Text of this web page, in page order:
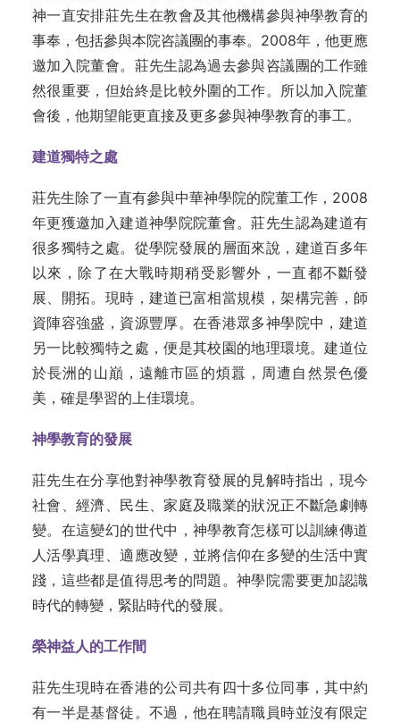
神一直安排莊先生在教會及其他機構參與神學教育的
事奉，包括參與本院咨議團的事奉。2008年，他更應
邀加入院董會。莊先生認為過去參與咨議團的工作雖
然很重要，但始終是比較外圍的工作。所以加入院董
會後，他期望能更直接及更多參與神學教育的事工。
建道獨特之處
莊先生除了一直有參與中華神學院的院董工作，2008
年更獲邀加入建道神學院院董會。莊先生認為建道有
很多獨特之處。從學院發展的層面來說，建道百多年
以來，除了在大戰時期稍受影響外，一直都不斷發
展、開拓。現時，建道已富相當規模，架構完善，師
資陣容強盛，資源豐厚。在香港眾多神學院中，建道
另一比較獨特之處，便是其校園的地理環境。建道位
於長洲的山巔，遠離市區的煩囂，周遭自然景色優
美，確是學習的上佳環境。
神學教育的發展
莊先生在分享他對神學教育發展的見解時指出，現今
社會、經濟、民生、家庭及職業的狀況正不斷急劇轉
變。在這變幻的世代中，神學教育怎樣可以訓練傳道
人活學真理、適應改變，並將信仰在多變的生活中實
踐，這些都是值得思考的問題。神學院需要更加認識
時代的轉變，緊貼時代的發展。
榮神益人的工作間
莊先生現時在香港的公司共有四十多位同事，其中約
有一半是基督徒。不過，他在聘請職員時並沒有限定